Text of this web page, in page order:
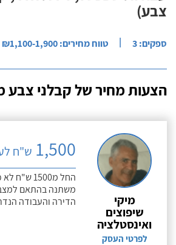
צבע)
ספקים: 3 | טווח מחירים: ₪1,100-1,900
הצעות מחיר של קבלני צבע
מיקי
שיפוצים
ואינסטלציה
לפרטי העסק
1,500 ש"ח
החל
משתנה בהתאם
הדירה והעבודה